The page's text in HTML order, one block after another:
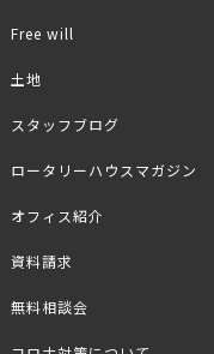
Free will
土地
スタッフブログ
ロータリーハウスマガジン
オフィス紹介
資料請求
無料相談会